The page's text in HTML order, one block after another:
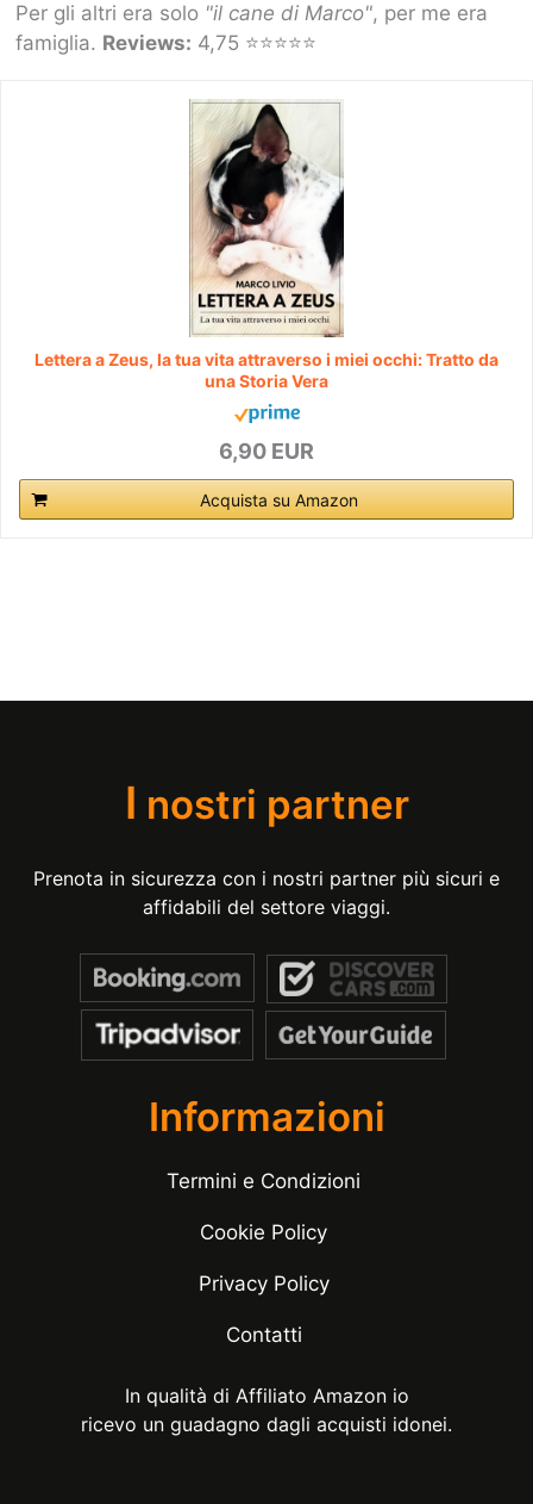
Per gli altri era solo "il cane di Marco", per me era
famiglia. Reviews: 4,75 ⭐⭐⭐⭐⭐
Lettera a Zeus, la tua vita attraverso i miei occhi: Tratto da
una Storia Vera
6,90 EUR
Acquista su Amazon
I nostri partner
Prenota in sicurezza con i nostri partner più sicuri e
affidabili del settore viaggi.
Informazioni
Termini e Condizioni
Cookie Policy
Privacy Policy
Contatti
In qualità di Affiliato Amazon io
ricevo un guadagno dagli acquisti idonei.